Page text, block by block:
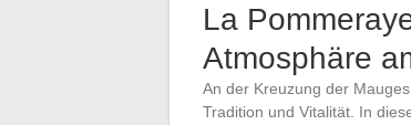
La
Atmosphäre
An der Kreuzung der
Tradition und Vitalität. In